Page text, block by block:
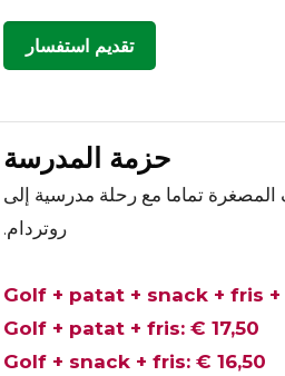
تقديم استفسار
حزمة المدرسة
المصغرة تماما مع رحلة مدرسية إلى
روتردام.
Golf + patat + snack + fris
Golf + patat + fris: € 17,50
Golf + snack + fris: € 16,50